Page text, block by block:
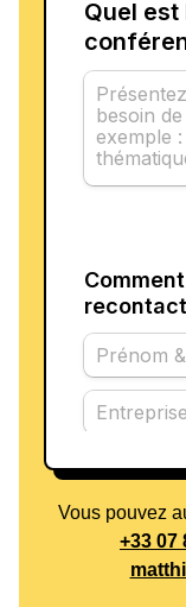
Vous pouvez
+33 07